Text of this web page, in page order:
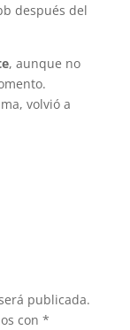
después del
, aunque no
volvió a
publicada.
con *